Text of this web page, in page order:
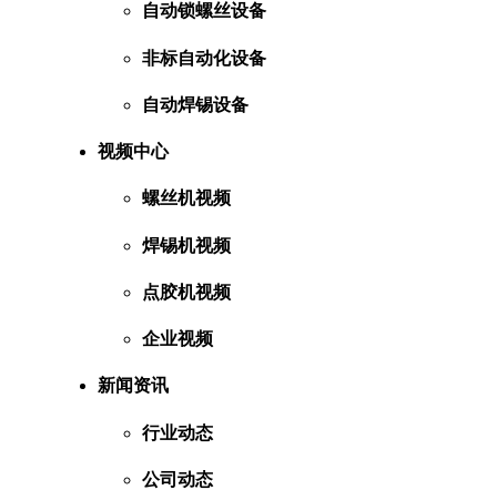
自动锁螺丝设备
非标自动化设备
自动焊锡设备
视频中心
螺丝机视频
焊锡机视频
点胶机视频
企业视频
新闻资讯
行业动态
公司动态